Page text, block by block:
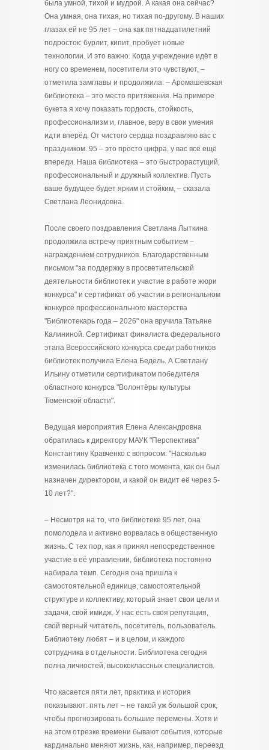
была умной, тихой и мудрой. А какая она сейчас?
Она умная, она тихая, но тихая по-другому. В наших
глазах ей не 95 лет – она как пятнадцатилетний
подросток: бурлит, кипит, пробует новые
технологии. И это важно. Когда учреждение идёт в
ногу со временем, посетители это чувствуют, –
отметила замглавы и продолжила: – Аромашевская
библиотека – это место притяжения. На примере
букета я хочу показать гордость, стойкость,
профессионализм и, главное, веру в свои умения
идти вперёд. От чистого сердца поздравляю вас с
праздником. 95 – это просто цифра, у вас всё ещё
впереди. Наша библиотека – это быстрорастущий,
профессиональный и дружный коллектив. Пусть
ваше будущее будет ярким и стойким, – сказала
Светлана Леонидовна.
После своего поздравления Светлана Лыткина
продолжила встречу приятным событием –
награждением сотрудников. Благодарственным
письмом "за поддержку в просветительской
деятельности библиотек и участие в работе жюри
конкурса" и сертификат об участии в региональном
конкурсе профессионального мастерства
"Библиотекарь года – 2026" она вручила Татьяне
Калининой. Сертификат финалиста федерального
этапа Всероссийского конкурса среди работников
библиотек получила Елена Бедель. А Светлану
Ильину отметили сертификатом победителя
областного конкурса "Волонтёры культуры
Тюменской области".
Ведущая мероприятия Елена Александровна
обратилась к директору МАУК "Перспектива"
Константину Кравченко с вопросом: "Насколько
изменилась библиотека с того момента, как он был
назначен директором, и какой он видит её через 5-
10 лет?".
– Несмотря на то, что библиотеке 95 лет, она
помолодела и активно ворвалась в общественную
жизнь. С тех пор, как я принял непосредственное
участие в её управлении, библиотека постоянно
набирала темп. Сегодня она пришла к
самостоятельной единице, самостоятельной
структуре и коллективу, который знает свои цели и
задачи, свой имидж. У нас есть своя репутация,
свой верный читатель, посетитель, пользователь.
Библиотеку любят – и в целом, и каждого
сотрудника в отдельности. Библиотека сегодня
полна личностей, высококлассных специалистов.
Что касается пяти лет, практика и история
показывают: пять лет – не такой уж большой срок,
чтобы прогнозировать большие перемены. Хотя и
на этом отрезке времени бывают события, которые
кардинально меняют жизнь, как, например, переезд